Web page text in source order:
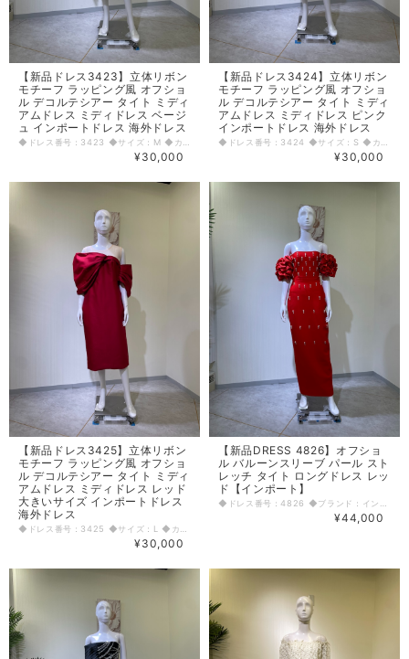
【新品ドレス3423】立体リボン
モチーフ ラッピング風 オフショ
ル デコルテシアー タイト ミディ
アムドレス ミディドレス ベージ
ュ インポートドレス 海外ドレス
¥30,000
【新品ドレス3424】立体リボン
モチーフ ラッピング風 オフショ
ル デコルテシアー タイト ミディ
アムドレス ミディドレス ピンク
インポートドレス 海外ドレス
¥30,000
【新品ドレス3425】立体リボン
モチーフ ラッピング風 オフショ
ル デコルテシアー タイト ミディ
アムドレス ミディドレス レッド
大きいサイズ インポートドレス
海外ドレス
¥30,000
【新品DRESS 4826】オフショ
ル バルーンスリーブ パール スト
レッチ タイト ロングドレス レッ
ド【インポート】
¥44,000